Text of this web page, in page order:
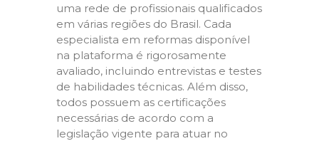
uma rede de profissionais qualificados
em várias regiões do Brasil. Cada
especialista em reformas disponível
na plataforma é rigorosamente
avaliado, incluindo entrevistas e testes
de habilidades técnicas. Além disso,
todos possuem as certificações
necessárias de acordo com a
legislação vigente para atuar no